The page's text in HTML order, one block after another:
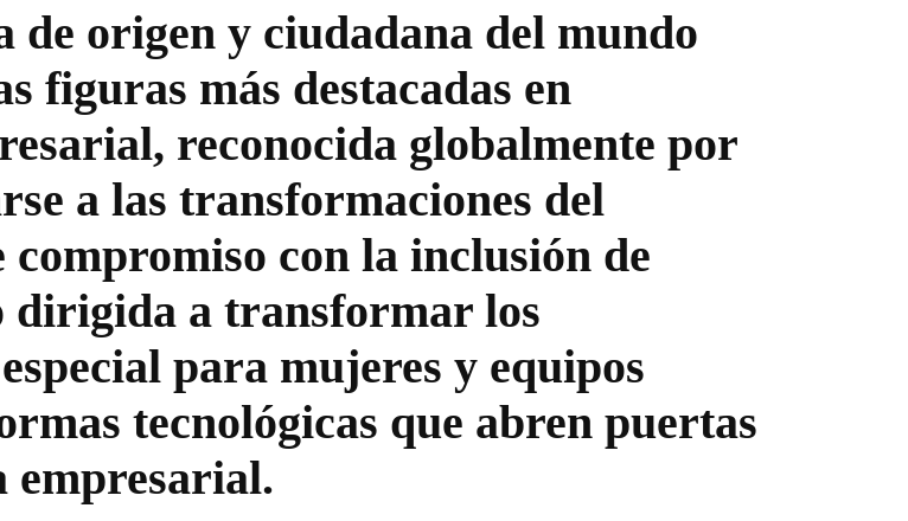
Siderúrgica
Automotriz
Empresarios exitosos
empresas
Directora General
Líder en Energías
Music Brokers
origen y ciudadana del mundo
figuras más destacadas en
reconocida globalmente por
a las transformaciones del
con la inclusión de
dirigida a transformar los
para mujeres y equipos
tecnológicas que abren puertas
empresarial.